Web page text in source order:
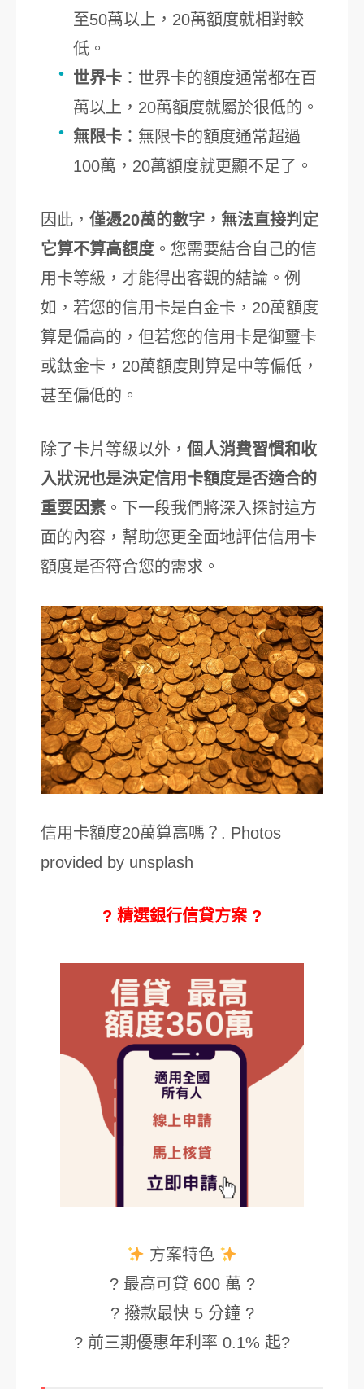
至50萬以上，20萬額度就相對較
低。
世界卡 ：世界卡的額度通常都在百
萬以上，20萬額度就屬於很低的。
無限卡 ：無限卡的額度通常超過
100萬，20萬額度就更顯不足了。
因此， 僅憑20萬的數字，無法直接判定
它算不算高額度。您需要結合自己的信
用卡等級，才能得出客觀的結論。例
如，若您的信用卡是白金卡，20萬額度
算是偏高的，但若您的信用卡是御璽卡
或鈦金卡，20萬額度則算是中等偏低，
甚至偏低的。
除了卡片等級以外， 個人消費習慣和收
入狀況也是決定信用卡額度是否適合的
重要因素 。下一段我們將深入探討這方
面的內容，幫助您更全面地評估信用卡
額度是否符合您的需求。
信用卡額度20萬算高嗎？. Photos
provided by unsplash
? 精選銀行信貸方案 ?
方案特色
? 最高可貸 600 萬 ?
? 撥款最快 5 分鐘 ?
? 前三期優惠年利率 0.1% 起?